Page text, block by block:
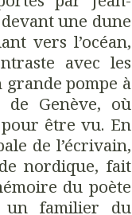
une dune
vers l’océan,
avec les
grande pompe à
de Genève, où
être vu. En
de l’écrivain,
nordique, fait
du poète
un familier du